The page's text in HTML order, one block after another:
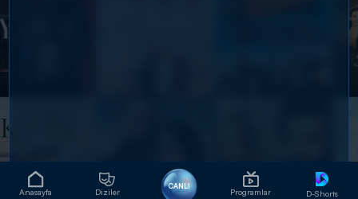
Anasayfa Diziler
CANLI
Programlar D-Shorts